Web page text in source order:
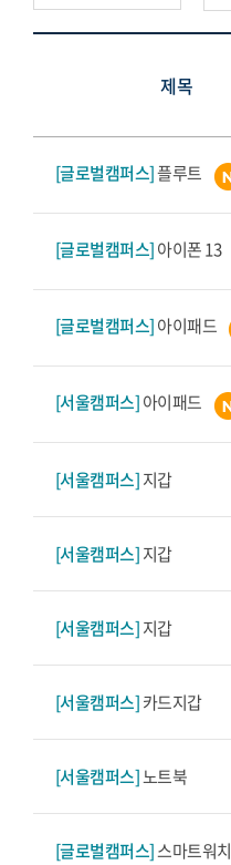
제목
[글로벌캠퍼스]플루트
[글로벌캠퍼스]아이폰 13
[글로벌캠퍼스]아이패드
[서울캠퍼스]아이패드
[서울캠퍼스]지갑
[서울캠퍼스]지갑
[서울캠퍼스]지갑
[서울캠퍼스]카드지갑
[서울캠퍼스]노트북
[글로벌캠퍼스]스마트워치